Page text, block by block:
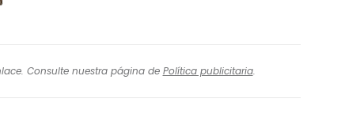
Consulte nuestra página de Política publicitaria.